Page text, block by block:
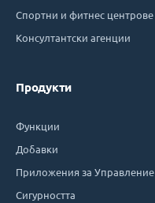
Спортни и фитнес центрове
Консултантски агенции
Продукти
Функции
Добавки
Приложения за Управление
Сигурността